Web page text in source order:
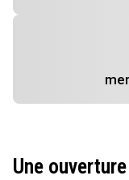
Une